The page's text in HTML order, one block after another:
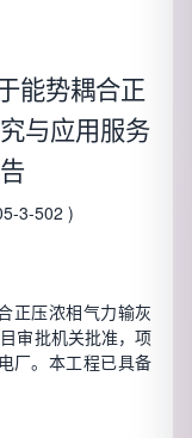
能势耦合正
与应用服务
3-502 )
正压浓相气力输灰
审批机关批准，项
厂。本工程已具备